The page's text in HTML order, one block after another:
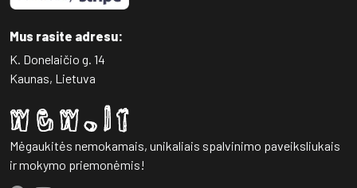
Mus rasite adresu:
K. Donelaičio g. 14
Kaunas, Lietuva
Mėgaukitės nemokamais, unikaliais spalvinimo paveiksliukais
ir mokymo priemonėmis!